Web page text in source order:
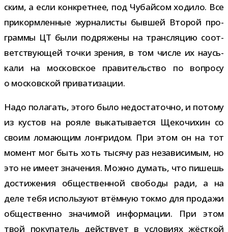
ским, а если кон­крет­нее, под Чубайсом ходило. Все
при­корм­лен­ные жур­на­ли­сты быв­шей Второй про­
граммы ЦТ были под­ря­жены на транс­ля­цию соот­
вет­ству­ю­щей точки зре­ния, в том числе их наусь­
кали на мос­ков­ское пра­ви­тель­ство по вопросу
о мос­ков­ской приватизации.
Надо пола­гать, этого было недо­ста­точно, и потому
из кустов на рояле выка­ты­ва­ется Щекочихин со
своим лома­ю­щим лон­гри­дом. При этом он на тот
момент мог быть хоть тысячу раз неза­ви­си­мым, но
это не имеет зна­че­ния. Можно думать, что пишешь
дости­же­ния обще­ствен­ной сво­боды ради, а на
деле тебя исполь­зуют втём­ную токмо для про­дажи
обще­ственно зна­чи­мой инфор­ма­ции. При этом
твой поку­па­тель дей­ствует в усло­виях жёст­кой